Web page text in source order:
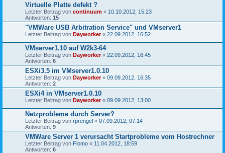
Virtuelle Platte defekt ?
Letzter Beitrag von continuum « 10.10.2012, 15:23
Antworten: 15
"VMWare USB Arbitration Service" und VMserver1
Letzter Beitrag von Dayworker« 22.09.2012, 16:52
VMserver1.10 auf W2k3-64
Letzter Beitrag von Dayworker« 22.09.2012, 16:45
Antworten: 6
ESXi3.5 im VMserver1.0.10
Letzter Beitrag von Dayworker« 09.09.2012, 16:35
Antworten: 2
ESXi4 in VMserver1.0.10
Letzter Beitrag von Dayworker« 09.09.2012, 13:00
Netzprobleme durch Server?
Letzter Beitrag von rprengel « 07.09.2012, 07:14
Antworten: 9
VMWare Server 1 verursacht Startprobleme vom Hostrechner
Letzter Beitrag von Flomo « 11.04.2012, 18:59
Antworten: 6